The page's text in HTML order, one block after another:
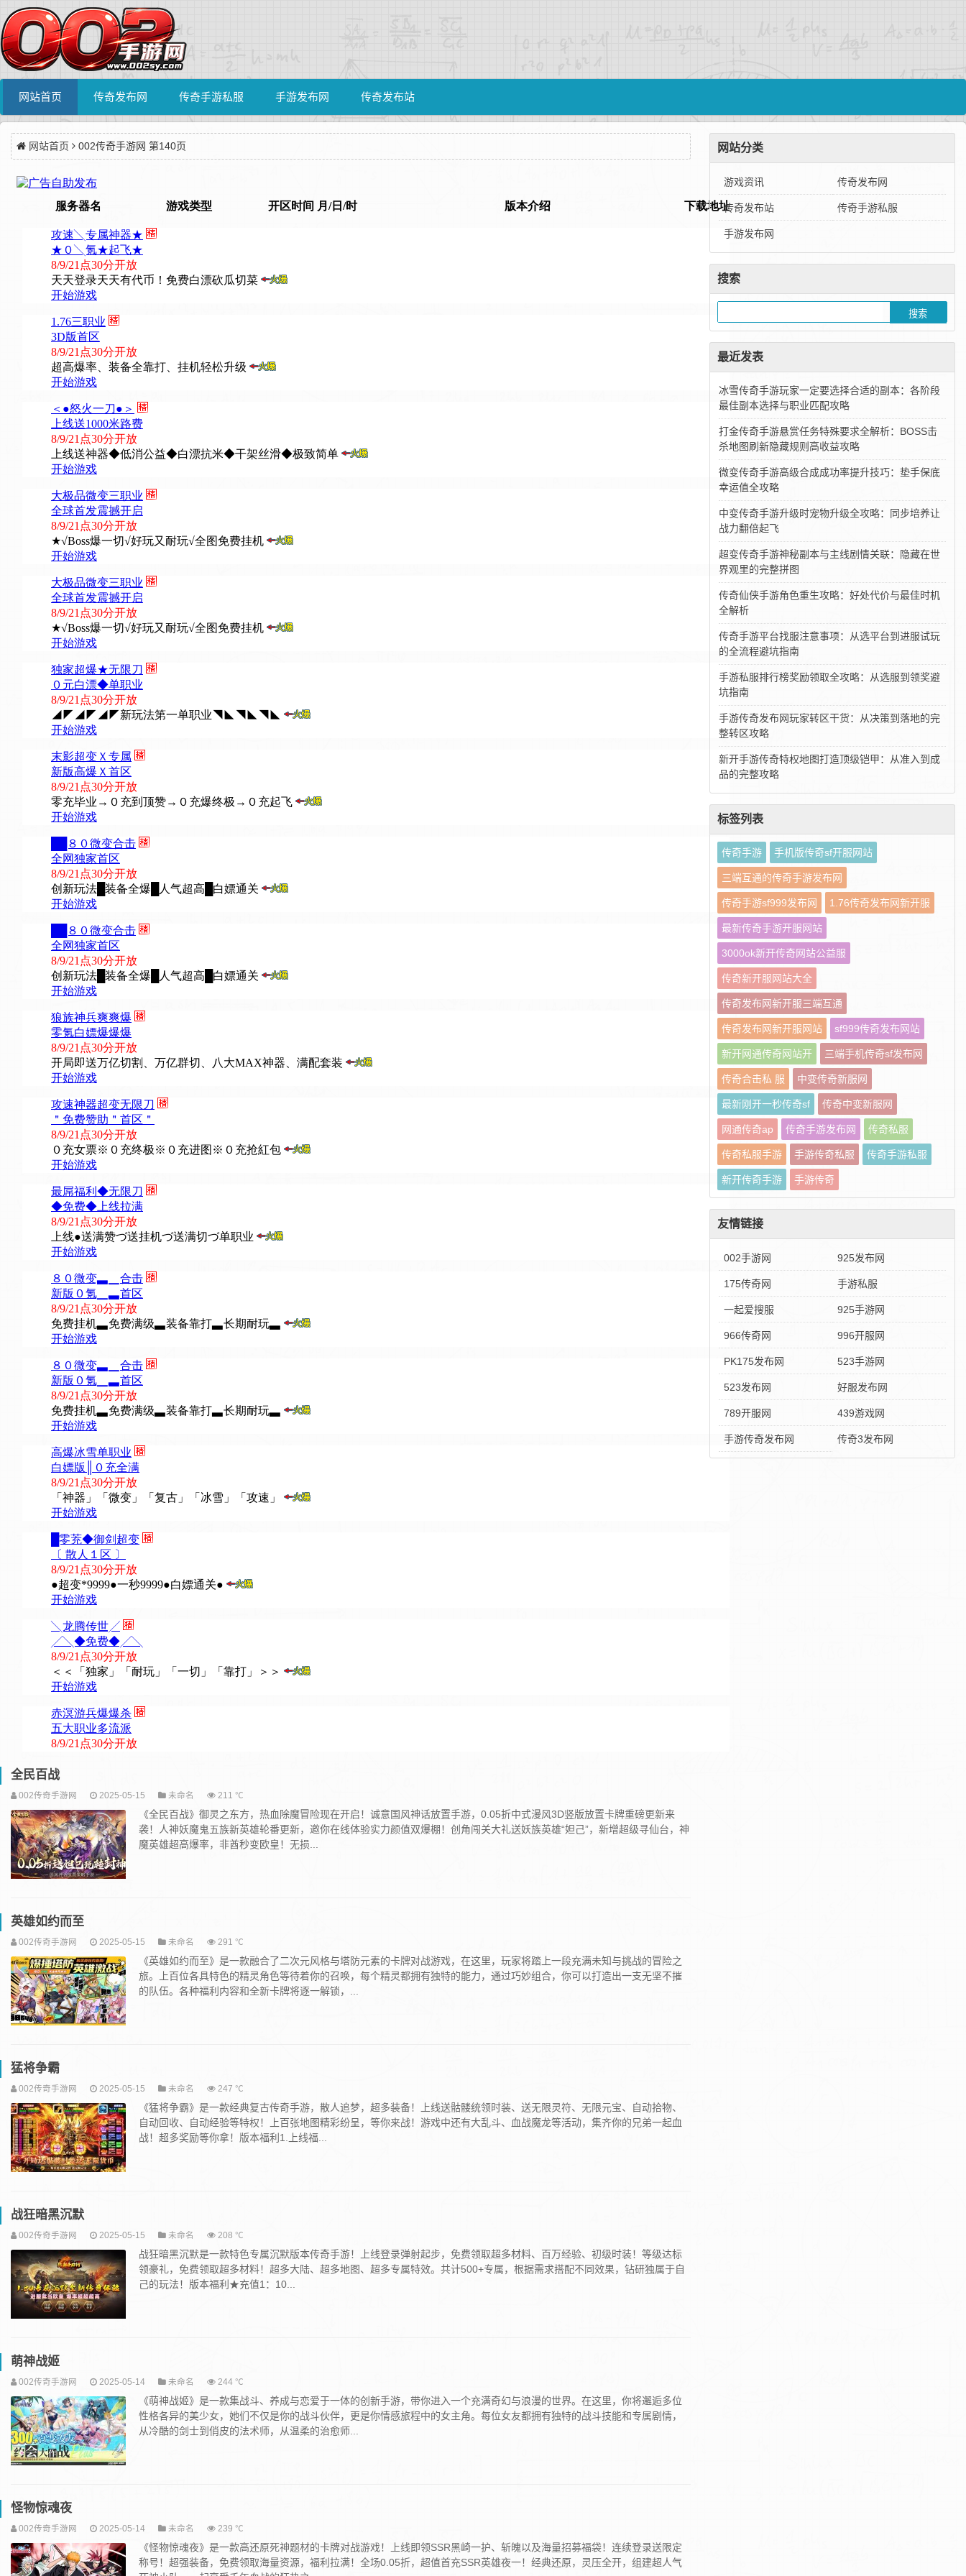
网站首页 传奇发布网 传奇手游私服 手游发布网 传奇发布站
网站首页 002传奇手游网 第140页
全民百战
002传奇手游网 2025-05-15 未命名 211 ℃
《全民百战》御灵之东方，热血除魔冒险现在开启！诚意国风神话放置手游，0.05折中式漫风3D竖版放置卡牌重磅更新来
袭！人神妖魔鬼五族新英雄轮番更新，邀你在线体验实力颜值双爆棚！创角闯关大礼送妖族英雄“妲己”，新增超级寻仙台，神
魔英雄超高爆率，非酋秒变欧皇！无损...
英雄如约而至
002传奇手游网 2025-05-15 未命名 291 ℃
《英雄如约而至》是一款融合了二次元风格与塔防元素的卡牌对战游戏，在这里，玩家将踏上一段充满未知与挑战的冒险之
旅。上百位各具特色的精灵角色等待着你的召唤，每个精灵都拥有独特的能力，通过巧妙组合，你可以打造出一支无坚不摧
的队伍。各种福利内容和全新卡牌将逐一解锁，...
猛将争霸
002传奇手游网 2025-05-15 未命名 247 ℃
《猛将争霸》是一款经典复古传奇手游，散人追梦，超多装备！上线送骷髅统领时装、送无限灵符、无限元宝、自动拾物、
自动回收、自动经验等特权！上百张地图精彩纷呈，等你来战！游戏中还有大乱斗、血战魔龙等活动，集齐你的兄弟一起血
战！超多奖励等你拿！版本福利1.上线福...
战狂暗黑沉默
002传奇手游网 2025-05-15 未命名 208 ℃
战狂暗黑沉默是一款特色专属沉默版本传奇手游！上线登录弹射起步，免费领取超多材料、百万经验、初级时装！等级达标
领豪礼，免费领取超多材料！超多大陆、超多地图、超多专属特效。共计500+专属，根据需求搭配不同效果，钻研独属于自
己的玩法！版本福利★充值1：10...
萌神战姬
002传奇手游网 2025-05-14 未命名 244 ℃
《萌神战姬》是一款集战斗、养成与恋爱于一体的创新手游，带你进入一个充满奇幻与浪漫的世界。在这里，你将邂逅多位
性格各异的美少女，她们不仅是你的战斗伙伴，更是你情感旅程中的女主角。每位女友都拥有独特的战斗技能和专属剧情，
从冷酷的剑士到俏皮的法术师，从温柔的治愈师...
怪物惊魂夜
002传奇手游网 2025-05-14 未命名 239 ℃
《怪物惊魂夜》是一款高还原死神题材的卡牌对战游戏！上线即领SSR黑崎一护、斩魄以及海量招募福袋！连续登录送限定
称号！超强装备，免费领取海量资源，福利拉满！全场0.05折，超值首充SSR英雄夜一！经典还原，灵压全开，组建超人气
网站分类
游戏资讯 传奇发布网
传奇发布站 传奇手游私服
手游发布网
搜索
最近发表
冰雪传奇手游玩家一定要选择合适的副本：各阶段
最佳副本选择与职业匹配攻略
打金传奇手游悬赏任务特殊要求全解析：BOSS击
杀地图刷新隐藏规则高收益攻略
微变传奇手游高级合成成功率提升技巧：垫手保底
幸运值全攻略
中变传奇手游升级时宠物升级全攻略：同步培养让
战力翻倍起飞
超变传奇手游神秘副本与主线剧情关联：隐藏在世
界观里的完整拼图
传奇仙侠手游角色重生攻略：好处代价与最佳时机
全解析
传奇手游平台找服注意事项：从选平台到进服试玩
的全流程避坑指南
手游私服排行榜奖励领取全攻略：从选服到领奖避
坑指南
手游传奇发布网玩家转区干货：从决策到落地的完
整转区攻略
新开手游传奇特权地图打造顶级铠甲：从准入到成
品的完整攻略
标签列表
传奇手游 手机版传奇sf开服网站
三端互通的传奇手游发布网
传奇手游sf999发布网 1.76传奇发布网新开服
最新传奇手游开服网站
3000ok新开传奇网站公益服
传奇新开服网站大全
传奇发布网新开服三端互通
传奇发布网新开服网站 sf999传奇发布网站
新开网通传奇网站开 三端手机传奇sf发布网
传奇合击私 服 中变传奇新服网
最新刚开一秒传奇sf 传奇中变新服网
网通传奇ap 传奇手游发布网 传奇私服
传奇私服手游 手游传奇私服 传奇手游私服
新开传奇手游 手游传奇
友情链接
002手游网 925发布网
175传奇网 手游私服
一起爱搜服 925手游网
966传奇网 996开服网
PK175发布网 523手游网
523发布网 好服发布网
789开服网 439游戏网
手游传奇发布网 传奇3发布网